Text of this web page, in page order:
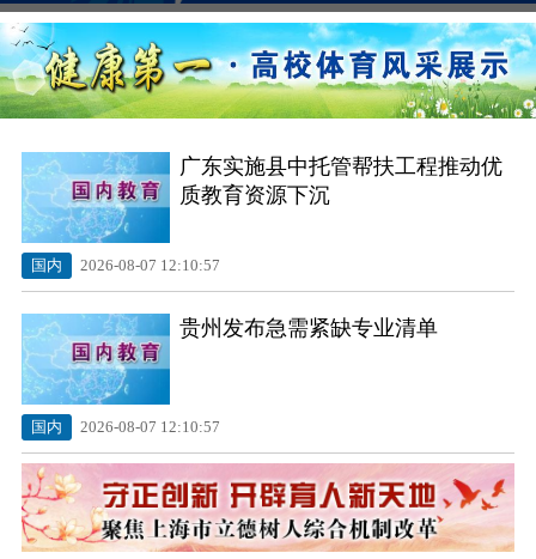
围绕贯彻落实十二届市委九次全会精神，陈
吉宁调研上海创智学院
广东实施县中托管帮扶工程推动优
质教育资源下沉
国内 2026-08-07 12:10:57
贵州发布急需紧缺专业清单
国内 2026-08-07 12:10:57